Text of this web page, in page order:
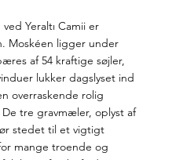
Yeraltı Camii er
Moskéen ligger under
af 54 kraftige søjler,
lukker dagslyset ind
overraskende rolig
tre gravmæler, oplyst af
stedet til et vigtigt
mange troende og